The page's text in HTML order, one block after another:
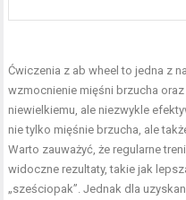
Ćwiczenia z ab wheel to jedna z
wzmocnienie mięśni brzucha
niewielkiemu, ale niezwykle
nie tylko mięśnie brzucha, ale
Warto zauważyć, że regularne
widoczne rezultaty, takie jak
„sześciopak”. Jednak dla